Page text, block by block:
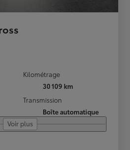
Kilométrage
30 109 km
Transmission
Boîte automatique
Voir plus